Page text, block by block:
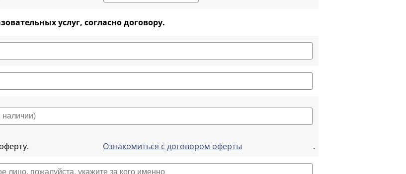
услуг, согласно договору.
Ознакомиться с договором оферты
.